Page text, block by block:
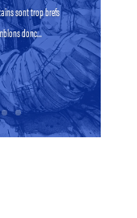
sont trop brefs
donc...